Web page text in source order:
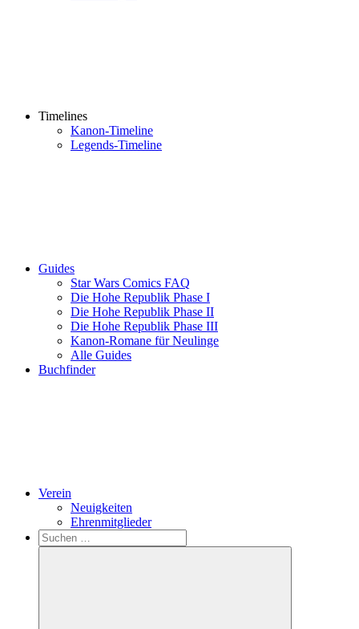
Timelines
Kanon-Timeline
Legends-Timeline
Guides
Star Wars Comics FAQ
Die Hohe Republik Phase I
Die Hohe Republik Phase II
Die Hohe Republik Phase III
Kanon-Romane für Neulinge
Alle Guides
Buchfinder
Verein
Neuigkeiten
Ehrenmitglieder
Search
Suchen
nach: